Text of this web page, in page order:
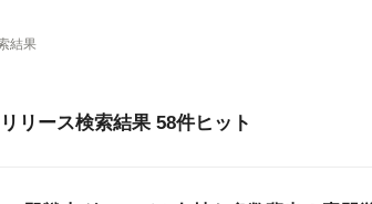
結果
リース検索結果 58件ヒット